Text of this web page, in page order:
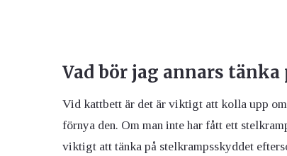
Vad bör jag annars tänka
Vid kattbett är det är viktigt att kolla upp
förnya den. Om man inte har fått ett
viktigt att tänka på stelkrampsskyddet